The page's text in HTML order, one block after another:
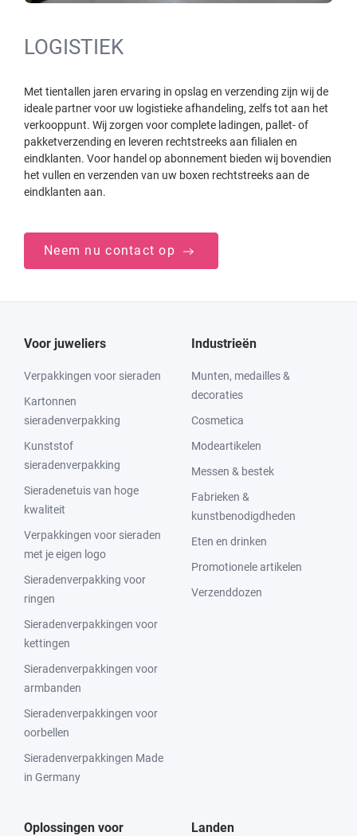
LOGISTIEK
Met tientallen jaren ervaring in opslag en verzending zijn wij de
ideale partner voor uw logistieke afhandeling, zelfs tot aan het
verkooppunt. Wij zorgen voor complete ladingen, pallet- of
pakketverzending en leveren rechtstreeks aan filialen en
eindklanten. Voor handel op abonnement bieden wij bovendien
het vullen en verzenden van uw boxen rechtstreeks aan de
eindklanten aan.
Neem nu contact op
Voor juweliers
Verpakkingen voor sieraden
Kartonnen
sieradenverpakking
Kunststof
sieradenverpakking
Sieradenetuis van hoge
kwaliteit
Verpakkingen voor sieraden
met je eigen logo
Sieradenverpakking voor
ringen
Sieradenverpakkingen voor
kettingen
Sieradenverpakkingen voor
armbanden
Sieradenverpakkingen voor
oorbellen
Sieradenverpakkingen Made
in Germany
Industrieën
Munten, medailles &
decoraties
Cosmetica
Modeartikelen
Messen & bestek
Fabrieken &
kunstbenodigdheden
Eten en drinken
Promotionele artikelen
Verzenddozen
Oplossingen voor
Landen